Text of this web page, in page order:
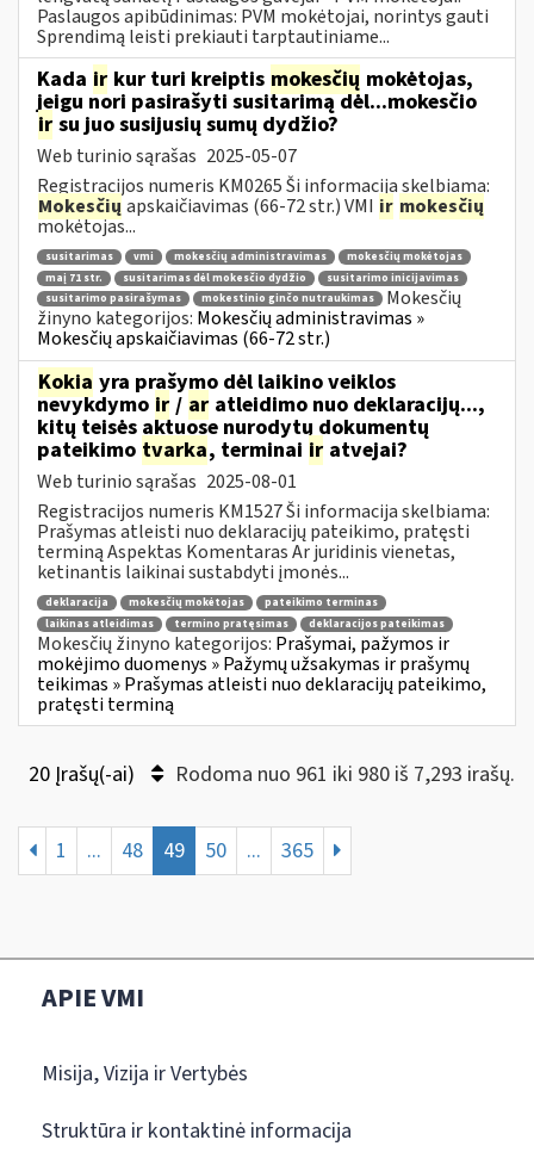
Paslaugos apibūdinimas: PVM mokėtojai, norintys gauti
Sprendimą leisti prekiauti tarptautiniame...
Kada ir kur turi kreiptis mokesčių mokėtojas,
jeigu nori pasirašyti susitarimą dėl...mokesčio
ir su juo susijusių sumų dydžio?
Web turinio sąrašas 2025-05-07
Registracijos numeris KM0265 Ši informacija skelbiama:
Mokesčių apskaičiavimas (66-72 str.) VMI ir mokesčių
mokėtojas...
susitarimas vmi mokesčių administravimas
mokesčių mokėtojas
maį 71 str.
susitarimas dėl mokesčio dydžio
susitarimo inicijavimas
susitarimo pasirašymas
mokestinio ginčo nutraukimas
Mokesčių
žinyno kategorijos: Mokesčių administravimas »
Mokesčių apskaičiavimas (66-72 str.)
Kokia yra prašymo dėl laikino veiklos
nevykdymo ir / ar atleidimo nuo deklaracijų...,
kitų teisės aktuose nurodytų dokumentų
pateikimo tvarka, terminai ir atvejai?
Web turinio sąrašas 2025-08-01
Registracijos numeris KM1527 Ši informacija skelbiama:
Prašymas atleisti nuo deklaracijų pateikimo, pratęsti
terminą Aspektas Komentaras Ar juridinis vienetas,
ketinantis laikinai sustabdyti įmonės...
deklaracija mokesčių mokėtojas
pateikimo terminas
laikinas atleidimas
termino pratęsimas deklaracijos pateikimas
Mokesčių žinyno kategorijos: Prašymai, pažymos ir
mokėjimo duomenys » Pažymų užsakymas ir prašymų
teikimas » Prašymas atleisti nuo deklaracijų pateikimo,
pratęsti terminą
20 Įrašų(-ai) Rodoma nuo 961 iki 980 iš 7,293 irašų.
1 ... 48 49 50 ... 365
APIE VMI
Misija, Vizija ir Vertybės
Struktūra ir kontaktinė informacija